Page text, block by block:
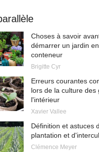
Choses à savoir
démarrer un jardin en
conteneur
Brigitte Cyr
Erreurs courantes
lors de la culture des
l'intérieur
Xavier Vallee
Définition et astuces
plantation et
Clémence Meyer